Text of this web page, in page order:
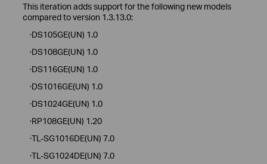
This iteration adds support for the following new models
compared to version 1.3.13.0:
·DS105GE(UN) 1.0
·DS108GE(UN) 1.0
·DS116GE(UN) 1.0
·DS1016GE(UN) 1.0
·DS1024GE(UN) 1.0
·RP108GE(UN) 1.20
·TL-SG1016DE(UN) 7.0
·TL-SG1024DE(UN) 7.0